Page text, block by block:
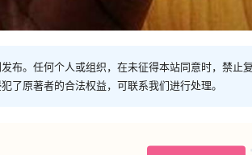
布。任何个人或组织，在未征得本站同意时，禁止
了原著者的合法权益，可联系我们进行处理。